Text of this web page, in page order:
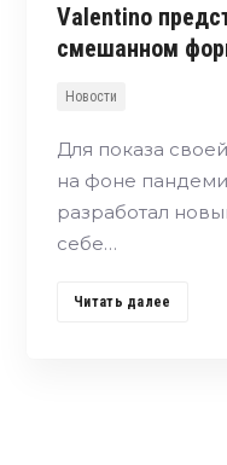
Valentino
смешанном
Новости
Для показа
на фоне
разработал
себе…
Читать далее